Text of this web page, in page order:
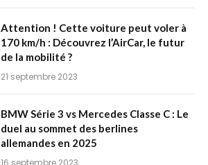
Attention ! Cette voiture peut voler à
170 km/h : Découvrez l’AirCar, le futur
de la mobilité ?
21 septembre 2023
BMW Série 3 vs Mercedes Classe C : Le
duel au sommet des berlines
allemandes en 2025